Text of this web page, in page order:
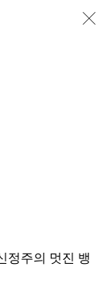
정주의 멋진 뱅